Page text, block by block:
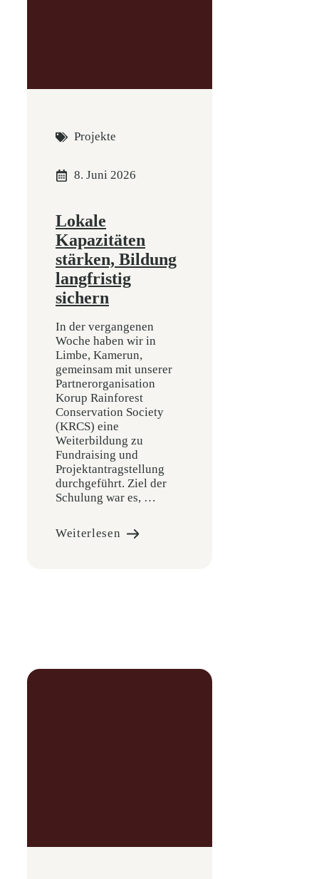
Projekte
8. Juni 2026
Lokale
Kapazitäten
stärken, Bildung
langfristig
sichern
In der vergangenen
Woche haben wir in
Limbe, Kamerun,
gemeinsam mit unserer
Partnerorganisation
Korup Rainforest
Conservation Society
(KRCS) eine
Weiterbildung zu
Fundraising und
Projektantragstellung
durchgeführt. Ziel der
Schulung war es, …
Weiterlesen